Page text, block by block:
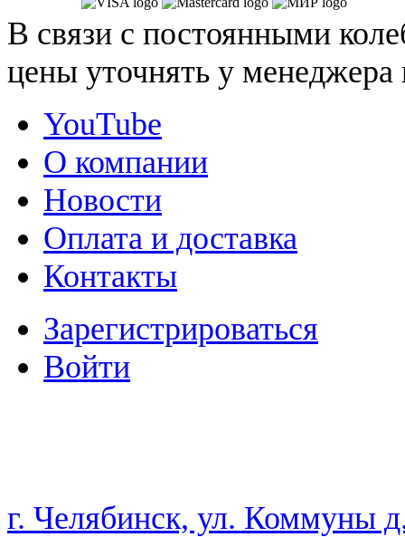
В связи с постоянными
цены уточнять у
YouTube
О компании
Новости
Оплата и доставка
Контакты
Зарегистрироваться
Войти
НАМ ДОВЕРЯЮТ С 2003 ГОДА
г. Челябинск, ул. Коммуны